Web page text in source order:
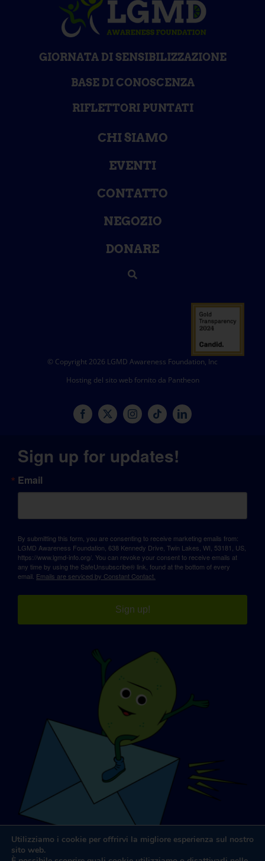
GIORNATA DI SENSIBILIZZAZIONE
BASE DI CONOSCENZA
RIFLETTORI PUNTATI
CHI SIAMO
EVENTI
CONTATTO
NEGOZIO
DONARE
© Copyright 2026 LGMD Awareness Foundation, Inc
Hosting del sito web fornito da Pantheon
Sign up for updates!
Email
By submitting this form, you are consenting to receive marketing emails from:
LGMD Awareness Foundation, 638 Kennedy Drive, Twin Lakes, WI, 53181, US,
https://www.lgmd-info.org/. You can revoke your consent to receive emails at
any time by using the SafeUnsubscribe® link, found at the bottom of every
email. Emails are serviced by Constant Contact.
Sign up!
Utilizziamo i cookie per offrirvi la migliore esperienza sul nostro
sito web.